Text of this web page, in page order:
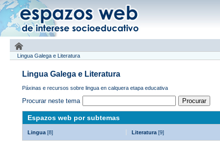
Lingua Galega e Literatura
Lingua Galega e Literatura
Páxinas e recursos sobre lingua en calquera etapa educativa
Procurar neste tema
Espazos web por subtemas
Lingua [8] Literatura [9]